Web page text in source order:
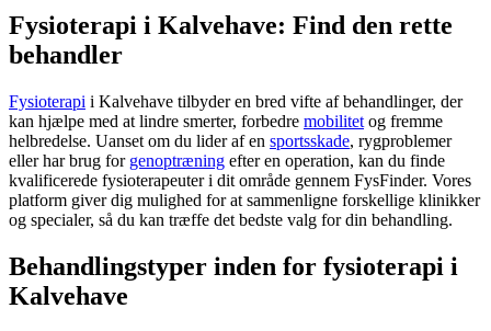
Fysioterapi i Kalvehave: Find den rette
behandler
Fysioterapi i Kalvehave tilbyder en bred vifte af behandlinger, der
kan hjælpe med at lindre smerter, forbedre mobilitet og fremme
helbredelse. Uanset om du lider af en sportsskade, rygproblemer
eller har brug for genoptræning efter en operation, kan du finde
kvalificerede fysioterapeuter i dit område gennem FysFinder. Vores
platform giver dig mulighed for at sammenligne forskellige klinikker
og specialer, så du kan træffe det bedste valg for din behandling.
Behandlingstyper inden for fysioterapi i
Kalvehave